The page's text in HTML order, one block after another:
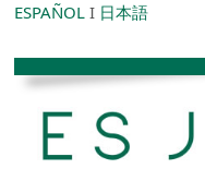
ESPAÑOL I 日本語